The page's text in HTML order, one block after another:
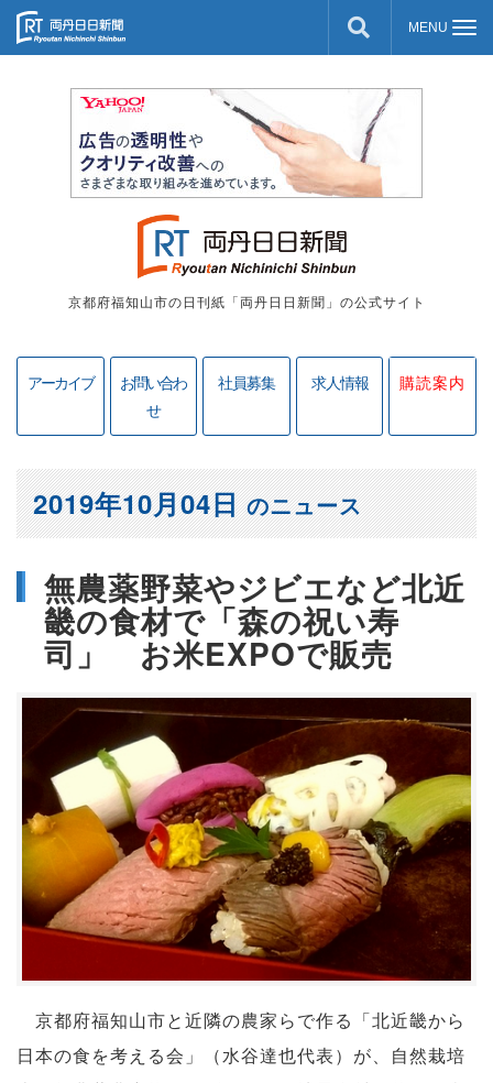
京都府福知山市の日刊紙「両丹日日新聞」の公式サイト
アーカイブ
お問い合わ
せ
社員募集 求人情報 購読案内
無農薬野菜やジビエなど北近
畿の食材で「森の祝い寿
司」 お米EXPOで販売
2019年10月04日のニュース
京都府福知山市と近隣の農家らで作る「北近畿から
日本の食を考える会」（水谷達也代表）が、自然栽培